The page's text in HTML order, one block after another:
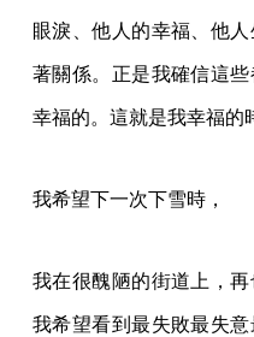
眼淚、他人的幸福、他
著關係。正是我確信這
幸福的。這就是我幸福的
我希望下一次下雪時，
我在很醜陋的街道上，再
我希望看到最失敗最失